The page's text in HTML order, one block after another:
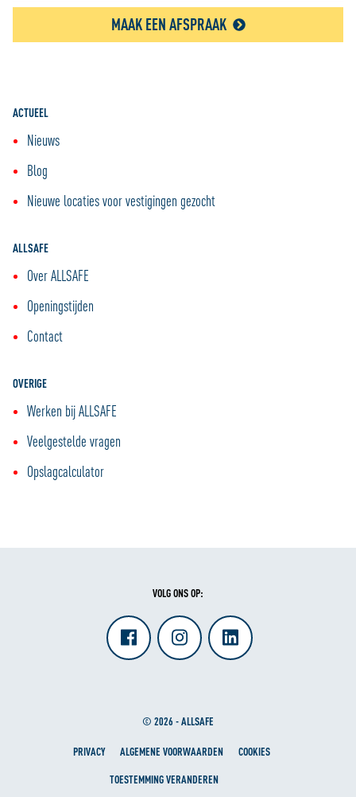
MAAK EEN AFSPRAAK
ACTUEEL
Nieuws
Blog
Nieuwe locaties voor vestigingen gezocht
ALLSAFE
Over ALLSAFE
Openingstijden
Contact
OVERIGE
Werken bij ALLSAFE
Veelgestelde vragen
Opslagcalculator
VOLG ONS OP:
© 2026 - ALLSAFE
PRIVACY ALGEMENE VOORWAARDEN COOKIES
TOESTEMMING VERANDEREN